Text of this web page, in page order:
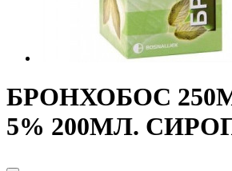
БРОНХОБОС
5% 200МЛ.